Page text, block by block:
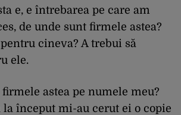
e, e întrebarea pe care am
de unde sunt firmele astea?
cineva? A trebui să
ele.
astea pe numele meu?
la început mi-au cerut ei o copie